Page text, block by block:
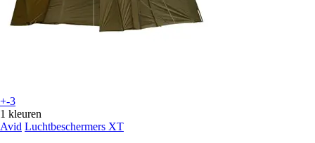
+-3
1 kleuren
Avid Luchtbeschermers XT